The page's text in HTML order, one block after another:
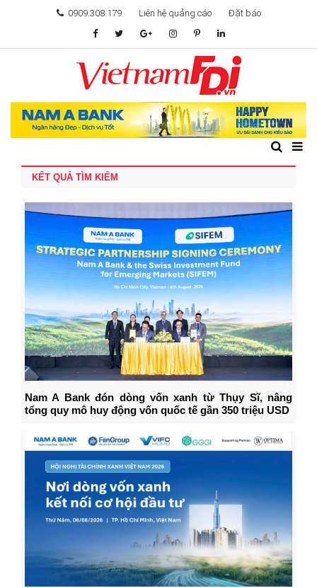
0909.308.179 Liên hệ quảng cáo Đặt báo
TÂM ĐIỂM ĐẦU TƯ
TÀI CHÍNH
GIẢI TRÍ & CÔNG NGHỆ
KẾT QUẢ TÌM KIẾM
Nam A Bank đón dòng vốn xanh từ Thụy Sĩ, nâng
tổng quy mô huy động vốn quốc tế gần 350 triệu USD